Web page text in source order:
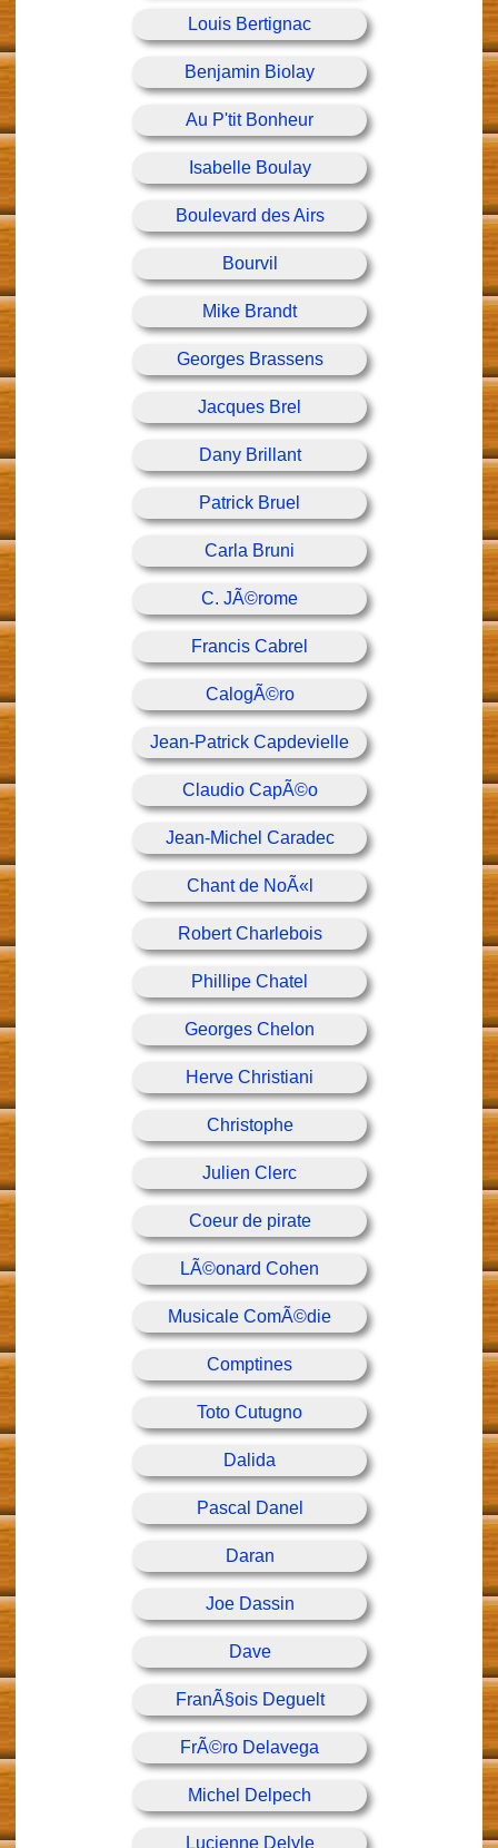
Louis Bertignac
Benjamin Biolay
Au P'tit Bonheur
Isabelle Boulay
Boulevard des Airs
Bourvil
Mike Brandt
Georges Brassens
Jacques Brel
Dany Brillant
Patrick Bruel
Carla Bruni
C. JÃ©rome
Francis Cabrel
CalogÃ©ro
Jean-Patrick Capdevielle
Claudio CapÃ©o
Jean-Michel Caradec
Chant de NoÃ«l
Robert Charlebois
Phillipe Chatel
Georges Chelon
Herve Christiani
Christophe
Julien Clerc
Coeur de pirate
LÃ©onard Cohen
Musicale ComÃ©die
Comptines
Toto Cutugno
Dalida
Pascal Danel
Daran
Joe Dassin
Dave
FranÃ§ois Deguelt
FrÃ©ro Delavega
Michel Delpech
Lucienne Delyle